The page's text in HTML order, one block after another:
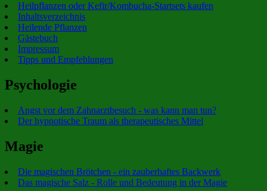
Heilpflanzen oder Kefir/Kombucha-Startsets kaufen
Inhaltsverzeichnis
Heilende Pflanzen
Gästebuch
Impressum
Tipps und Empfehlungen
Psychologie
Angst vor dem Zahnarztbesuch - was kann man tun?
Der hypnotische Traum als therapeutisches Mittel
Magie
Die magischen Brötchen - ein zauberhaftes Backwerk
Das magische Salz - Rolle und Bedeutung in der Magie